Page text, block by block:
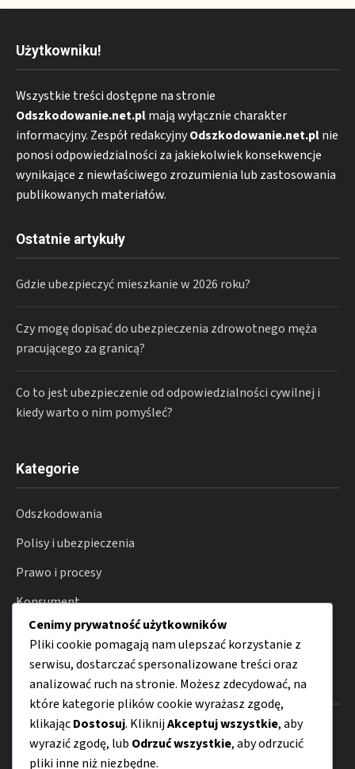
Użytkowniku!
Wszystkie treści dostępne na stronie
Odszkodowanie.net.plmają wyłącznie charakter
informacyjny. Zespół redakcyjnyOdszkodowanie.net.plnie
ponosi odpowiedzialności za jakiekolwiek konsekwencje
wynikające z niewłaściwego zrozumienia lub zastosowania
publikowanych materiałów.
Ostatnie artykuły
Gdzie ubezpieczyć mieszkanie w 2026 roku?
Czy mogę dopisać do ubezpieczenia zdrowotnego męża
pracującego za granicą?
Co to jest ubezpieczenie od odpowiedzialności cywilnej i
kiedy warto o nim pomyśleć?
Kategorie
Odszkodowania
Polisy i ubezpieczenia
Prawo i procesy
Konsument
Porady
Menu
O nas
Kontakt
Cenimy prywatność użytkowników
Pliki cookie pomagają nam ulepszać korzystanie z
serwisu, dostarczać spersonalizowane treści oraz
analizować ruch na stronie. Możesz zdecydować, na
które kategorie plików cookie wyrażasz zgodę,
klikającDostosuj. KliknijAkceptuj wszystkie, aby
wyrazić zgodę, lub Odrzuć wszystkie, aby odrzucić
pliki inne niż niezbędne.